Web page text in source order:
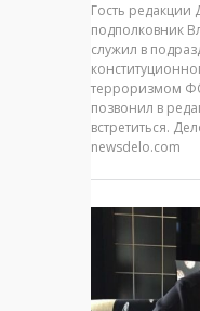
Гость редакции
подполковник
служил в
терроризмом
позвонил в
встретиться.
newsdelo.com